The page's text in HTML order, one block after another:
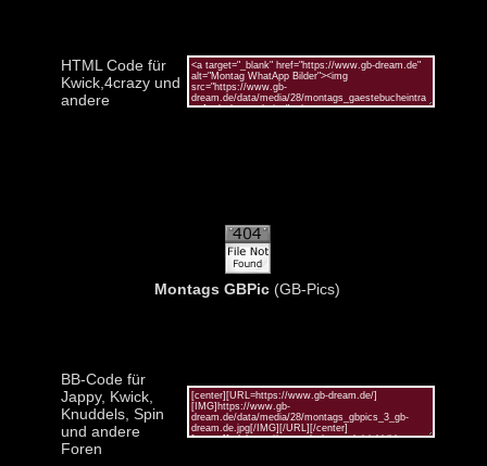
HTML Code für
Kwick,4crazy und
andere
Montags GBPic (GB-Pics)
BB-Code für
Jappy, Kwick,
Knuddels, Spin
und andere
Foren